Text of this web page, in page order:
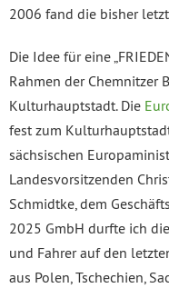
2006 fand die bisher
Die Idee für eine
Rahmen der Chemnitzer
Kulturhauptstadt. Die
fest zum
sächsischen
Landesvorsitzenden
Schmidtke, dem
2025 GmbH durfte ich
und Fahrer auf den
aus Polen, Tschechien,